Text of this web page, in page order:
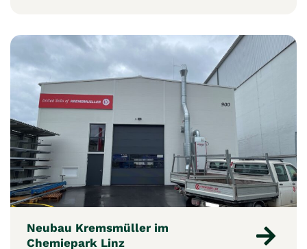
Neubau Kremsmüller im
Chemiepark Linz